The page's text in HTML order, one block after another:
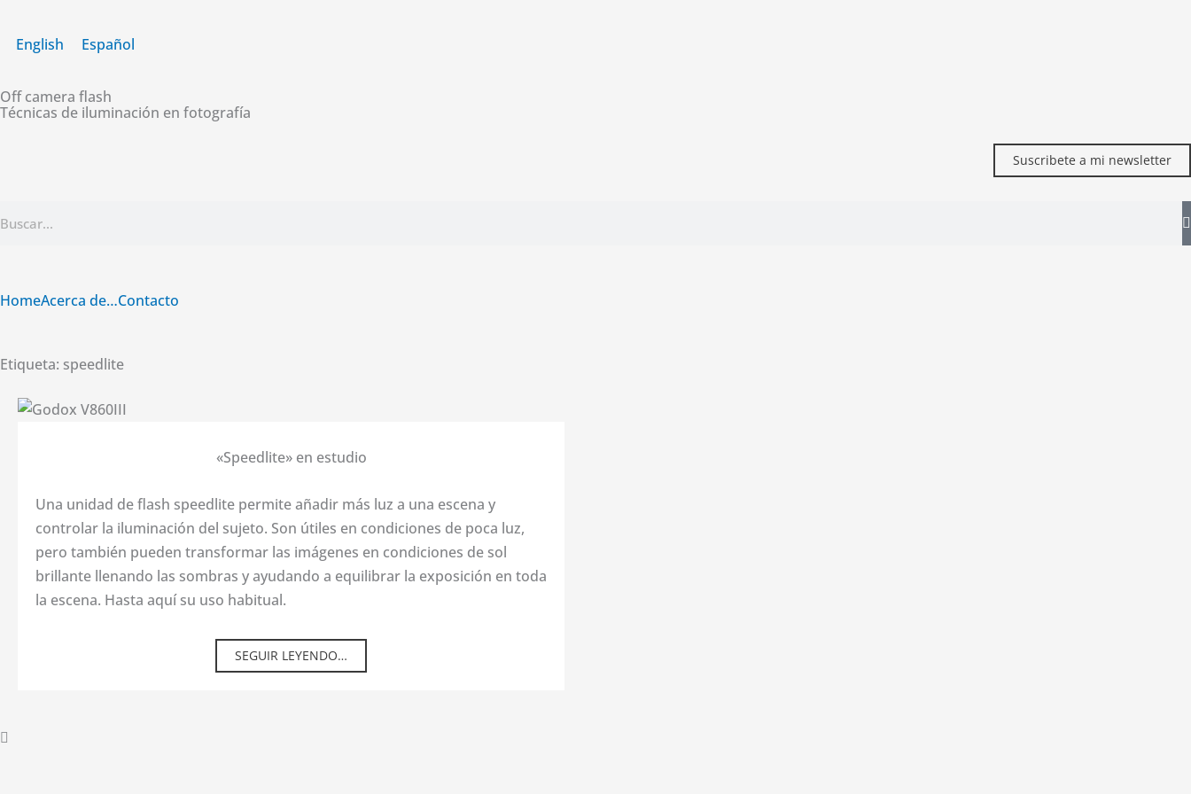
contenido
English Español
Off camera flash
Técnicas de iluminación en fotografía
Suscribete a mi newsletter
HomeAcerca de…Contacto
Etiqueta: speedlite
«Speedlite» en estudio
Una unidad de flash speedlite permite añadir más luz a una escena y
controlar la iluminación del sujeto. Son útiles en condiciones de poca luz,
pero también pueden transformar las imágenes en condiciones de sol
brillante llenando las sombras y ayudando a equilibrar la exposición en toda
la escena. Hasta aquí su uso habitual.
SEGUIR LEYENDO…